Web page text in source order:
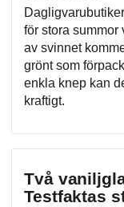
för stora summor
av svinnet
grönt som
enkla knep kan
kraftigt.
Två
Testfaktas